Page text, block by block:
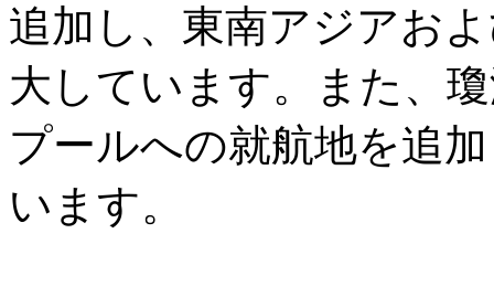
追加し、東南アジアお
大しています。また、
プールへの就航地を追
います。